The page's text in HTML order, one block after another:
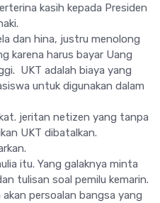
kasih kepada Presiden
dan hina, justru menolong
karena harus bayar Uang
UKT adalah biaya yang
untuk digunakan dalam
jeritan netizen yang tanpa
UKT dibatalkan.
itu. Yang galaknya minta
tulisan soal pemilu kemarin.
persoalan bangsa yang